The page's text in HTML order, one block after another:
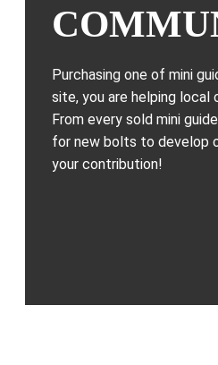
Purchasing one of mini
site, you are helping local
From every sold mini
for new bolts to develop
your contribution!